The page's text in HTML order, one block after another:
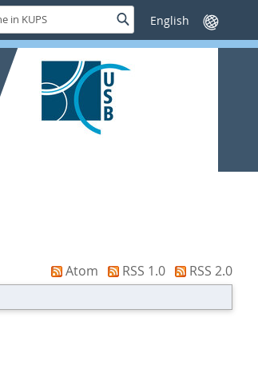
SucheSprache
wechseln
Atom RSS 1.0
RSS 2.0